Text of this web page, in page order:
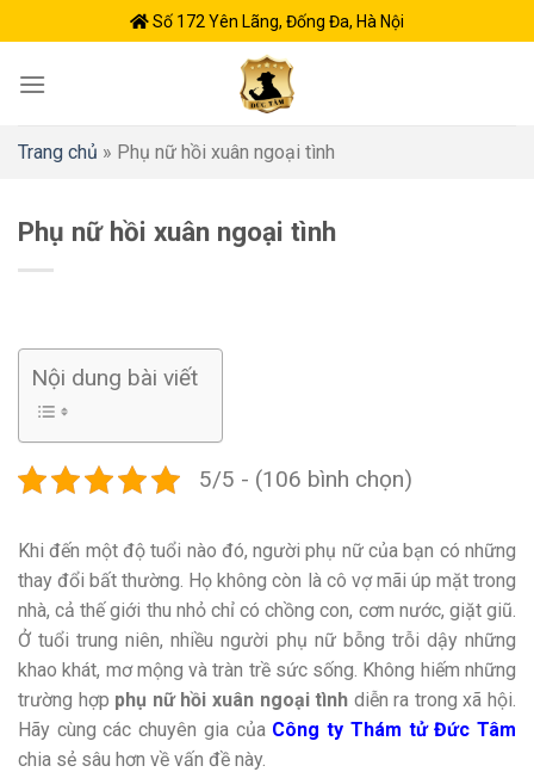
to
content
Số 172 Yên Lãng, Đống Đa, Hà Nội
Trang chủ » Phụ nữ hồi xuân ngoại tình
Phụ nữ hồi xuân ngoại tình
Nội dung bài viết
5/5 - (106 bình chọn)
Khi đến một độ tuổi nào đó, người phụ nữ của bạn có những
thay đổi bất thường. Họ không còn là cô vợ mãi úp mặt trong
nhà, cả thế giới thu nhỏ chỉ có chồng con, cơm nước, giặt giũ.
Ở tuổi trung niên, nhiều người phụ nữ bỗng trỗi dậy những
khao khát, mơ mộng và tràn trề sức sống. Không hiếm những
trường hợp phụ nữ hồi xuân ngoại tình diễn ra trong xã hội.
Hãy cùng các chuyên gia của Công ty Thám tử Đức Tâm
chia sẻ sâu hơn về vấn đề này.